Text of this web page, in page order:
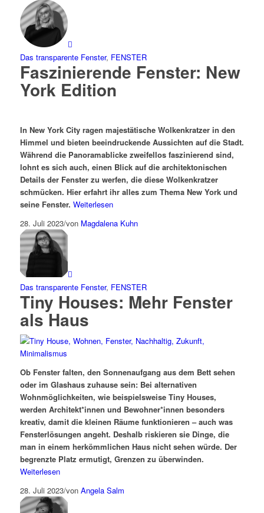
Das transparente Fenster, FENSTER
Faszinierende Fenster: New
York Edition
In New York City ragen majestätische Wolkenkratzer in den
Himmel und bieten beeindruckende Aussichten auf die Stadt.
Während die Panoramablicke zweifellos faszinierend sind,
lohnt es sich auch, einen Blick auf die architektonischen
Details der Fenster zu werfen, die diese Wolkenkratzer
schmücken. Hier erfahrt ihr alles zum Thema New York und
seine Fenster. Weiterlesen
28. Juli 2023/von Magdalena Kuhn
Das transparente Fenster, FENSTER
Tiny Houses: Mehr Fenster
als Haus
Ob Fenster falten, den Sonnenaufgang aus dem Bett sehen
oder im Glashaus zuhause sein: Bei alternativen
Wohnmöglichkeiten, wie beispielsweise Tiny Houses,
werden Architekt*innen und Bewohner*innen besonders
kreativ, damit die kleinen Räume funktionieren – auch was
Fensterlösungen angeht. Deshalb riskieren sie Dinge, die
man in einem herkömmlichen Haus nicht sehen würde. Der
begrenzte Platz ermutigt, Grenzen zu überwinden.
Weiterlesen
28. Juli 2023/von Angela Salm